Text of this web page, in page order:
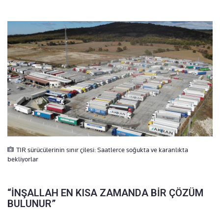
TIR sürücülerinin sınır çilesi: Saatlerce soğukta ve karanlıkta
bekliyorlar
“İNŞALLAH EN KISA ZAMANDA BİR ÇÖZÜM
BULUNUR”